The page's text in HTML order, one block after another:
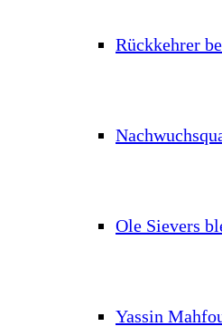
Rückkehrer
Ole Sievers
Yassin